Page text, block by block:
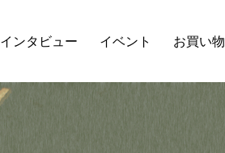
インタビュー イベント お買い物